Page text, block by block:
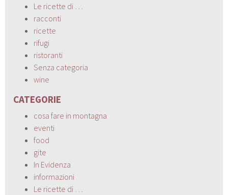
Le ricette di …
racconti
ricette
rifugi
ristoranti
Senza categoria
wine
CATEGORIE
cosa fare in montagna
eventi
food
gite
In Evidenza
informazioni
Le ricette di …